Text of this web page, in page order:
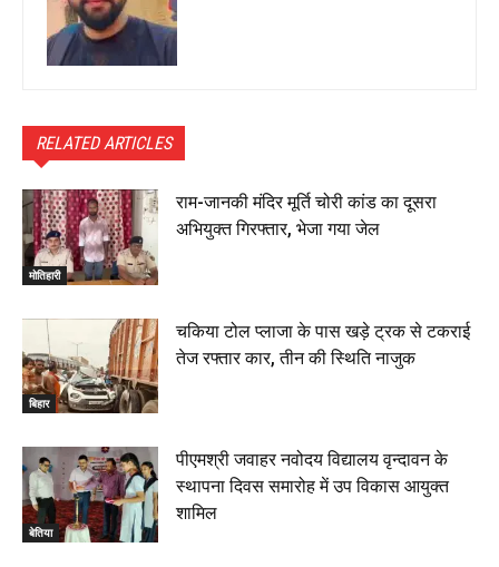
RELATED ARTICLES
मोतिहारी
राम-जानकी मंदिर मूर्ति चोरी कांड का दूसरा
अभियुक्त गिरफ्तार, भेजा गया जेल
बिहार
चकिया टोल प्लाजा के पास खड़े ट्रक से टकराई
तेज रफ्तार कार, तीन की स्थिति नाजुक
बेतिया
पीएमश्री जवाहर नवोदय विद्यालय वृन्दावन के
स्थापना दिवस समारोह में उप विकास आयुक्त
शामिल